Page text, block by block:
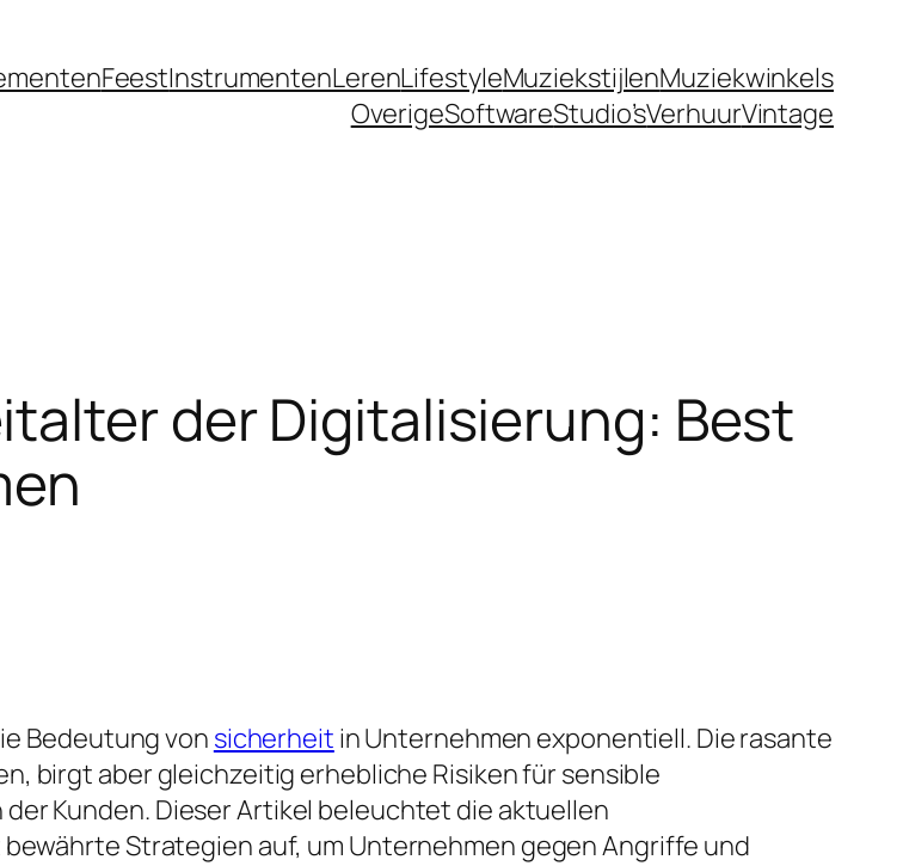
FeestInstrumentenLerenLifestyleMuziekstijlenMuziekwinkels
OverigeSoftwareStudio’sVerhuurVintage
der Digitalisierung: Best
Bedeutung von sicherheit in Unternehmen exponentiell. Die rasante
birgt aber gleichzeitig erhebliche Risiken für sensible
Kunden. Dieser Artikel beleuchtet die aktuellen
Strategien auf, um Unternehmen gegen Angriffe und